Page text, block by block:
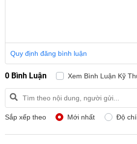
Quy định đăng bình luận
0 Bình Luận Xem Bình Luận Kỹ
Sắp xếp theo Mới nhất Độ